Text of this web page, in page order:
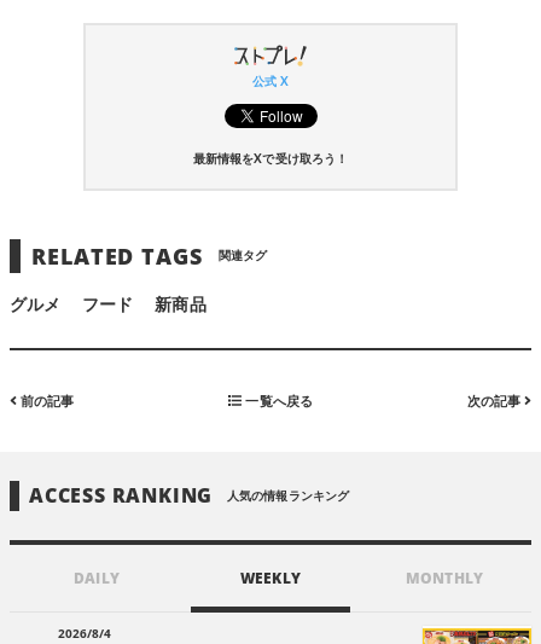
公式 X
最新情報をXで受け取ろう！
RELATED TAGS 関連タグ
グルメ フード 新商品
前の記事 一覧へ戻る 次の記事
ACCESS RANKING 人気の情報ランキング
DAILY WEEKLY MONTHLY
2026/8/4